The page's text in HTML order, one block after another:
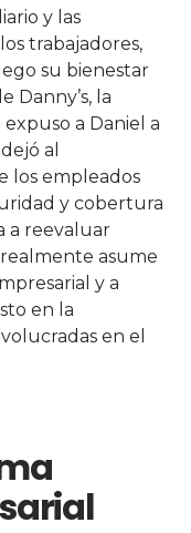
y las
trabajadores,
su bienestar
Danny’s, la
a Daniel a
al
los empleados
y cobertura
a reevaluar
asume
y a
en la
en el